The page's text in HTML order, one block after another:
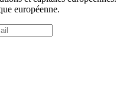
européenne.